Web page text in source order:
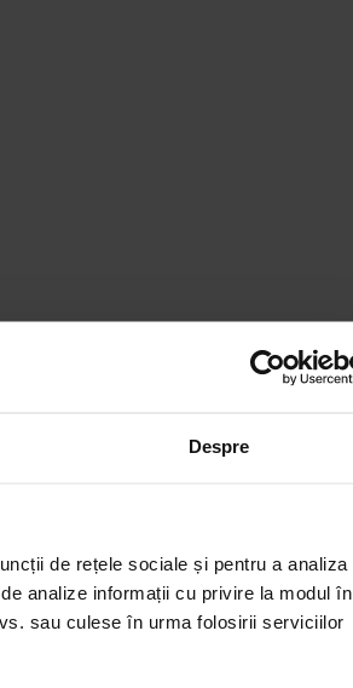
Despre
de rețele sociale și pentru a analiza
analize informații cu privire la modul în
sau culese în urma folosirii serviciilor